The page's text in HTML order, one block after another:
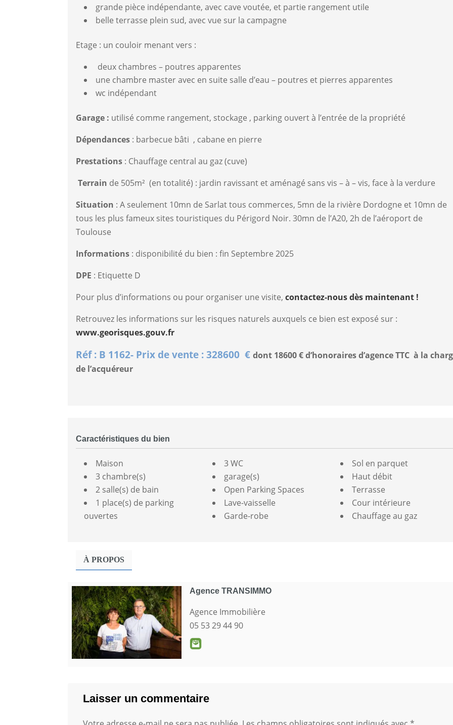
grande pièce indépendante, avec cave voutée, et partie rangement utile
belle terrasse plein sud, avec vue sur la campagne
Etage : un couloir menant vers :
deux chambres – poutres apparentes
une chambre master avec en suite salle d’eau – poutres et pierres apparentes
wc indépendant
Garage : utilisé comme rangement, stockage , parking ouvert à l’entrée de la propriété
Dépendances : barbecue bâti , cabane en pierre
Prestations : Chauffage central au gaz (cuve)
Terrain de 505m² (en totalité) : jardin ravissant et aménagé sans vis – à – vis, face à la verdure
Situation : A seulement 10mn de Sarlat tous commerces, 5mn de la rivière Dordogne et 10mn de
tous les plus fameux sites touristiques du Périgord Noir. 30mn de l’A20, 2h de l’aéroport de
Toulouse
Informations : disponibilité du bien : fin Septembre 2025
DPE : Etiquette D
Pour plus d’informations ou pour organiser une visite,contactez-nous dès maintenant !
Retrouvez les informations sur les risques naturels auxquels ce bien est exposé sur :
www.georisques.gouv.fr
Réf : B 1162- Prix de vente : 328600 €dont 18600€ d’honoraires d’agence TTC à la
de l’acquéreur
Caractéristiques du bien
Maison
3 chambre(s)
2 salle(s) de bain
1 place(s) de parking
ouvertes
3 WC
garage(s)
Open Parking Spaces
Lave-vaisselle
Garde-robe
Sol en parquet
Haut débit
Terrasse
Cour intérieure
Chauffage au gaz
À PROPOS
Agence TRANSIMMO
Agence Immobilière
05 53 29 44 90
Laisser un commentaire